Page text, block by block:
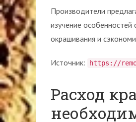
Производители
изучение
окрашивания и
Источник: https://
Расход